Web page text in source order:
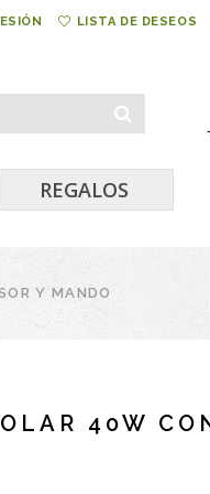
LISTA DE DESEOS
REGALOS
Y MANDO
40W